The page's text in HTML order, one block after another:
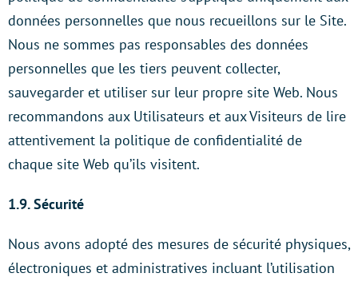
données personnelles que nous recueillons sur le Site.
Nous ne sommes pas responsables des données
personnelles que les tiers peuvent collecter,
sauvegarder et utiliser sur leur propre site Web. Nous
recommandons aux Utilisateurs et aux Visiteurs de lire
attentivement la politique de confidentialité de
chaque site Web qu’ils visitent.
1.9. Sécurité
Nous avons adopté des mesures de sécurité physiques,
électroniques et administratives incluant l’utilisation